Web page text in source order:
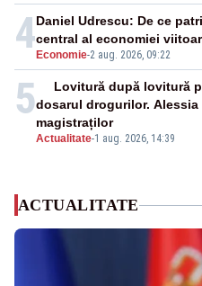
4 Economie-2 aug. 2026, 09:22
Daniel Udrescu: De ce
central al economiei
5
Actualitate-1 aug. 2026, 14:39
Lovitură după lovitură
dosarul drogurilor.
magistraților
ACTUALITATE